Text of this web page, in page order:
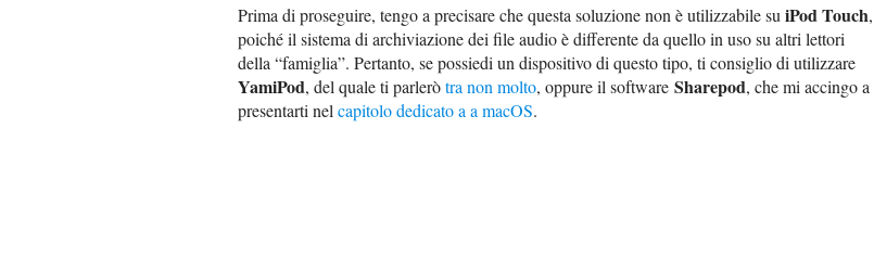
Prima di proseguire, tengo a precisare che questa soluzione non è utilizzabile su iPod Touch,
poiché il sistema di archiviazione dei file audio è differente da quello in uso su altri lettori
della “famiglia”. Pertanto, se possiedi un dispositivo di questo tipo, ti consiglio di utilizzare
YamiPod, del quale ti parleròtra non molto, oppure il software Sharepod, che mi accingo a
presentarti nel capitolo dedicato a a macOS.